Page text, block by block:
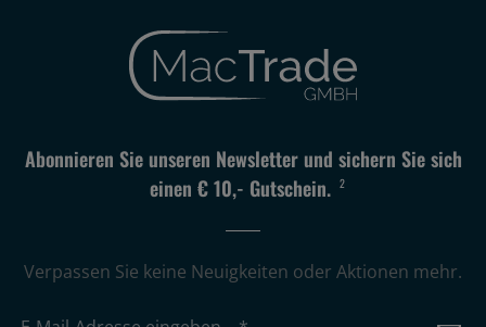
Abonnieren Sie unseren Newsletter und sichern Sie sich
einen € 10,- Gutschein. 2
Verpassen Sie keine Neuigkeiten oder Aktionen mehr.